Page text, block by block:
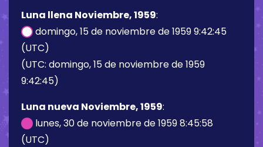
Luna llena Noviembre, 1959:
domingo, 15 de noviembre de 1959 9:42:45
(UTC)
(UTC: domingo, 15 de noviembre de 1959
9:42:45)
Luna nueva Noviembre, 1959:
lunes, 30 de noviembre de 1959 8:45:58
(UTC)